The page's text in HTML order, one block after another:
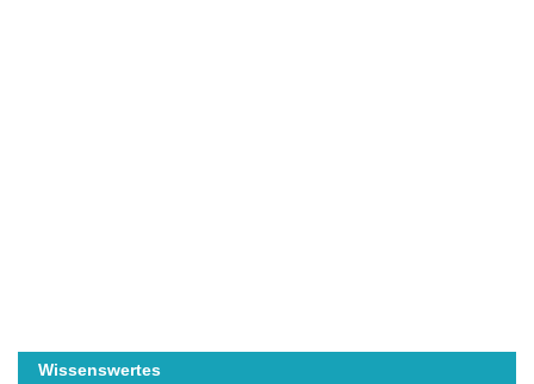
Wissenswertes